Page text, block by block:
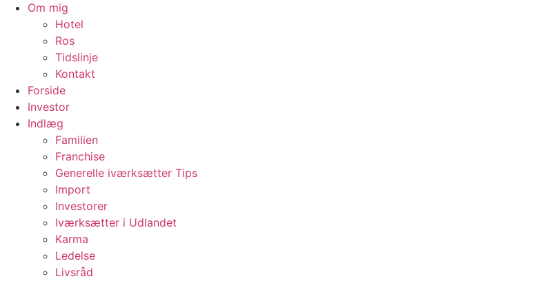
Om mig
Hotel
Ros
Tidslinje
Kontakt
Forside
Investor
Indlæg
Familien
Franchise
Generelle iværksætter Tips
Import
Investorer
Iværksætter i Udlandet
Karma
Ledelse
Livsråd